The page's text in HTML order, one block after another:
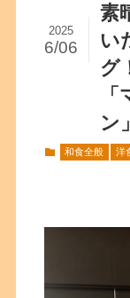
素
い
グ
ン」
2025
6/06
和食全般 洋